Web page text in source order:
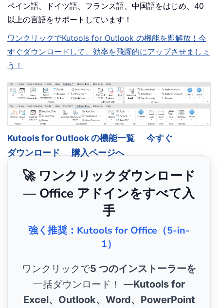
ペイン語、ドイツ語、フランス語、中国語をはじめ、40
以上の言語をサポートしています！
ワンクリックでKutools for Outlook の機能を即解放！今
すぐダウンロードして、効率を飛躍的にアップさせましょ
う！
Kutools for Outlook の機能一覧
今すぐ
ダウンロード
購入ページへ
🚀 ワンクリックダウンロード
— Office アドインをすべて入
手
強く推奨：Kutools for Office（5-in-
1）
ワンクリックで5 つのインストーラーを
一括ダウンロード！ ―Kutools for
Excel、Outlook、Word、PowerPoint